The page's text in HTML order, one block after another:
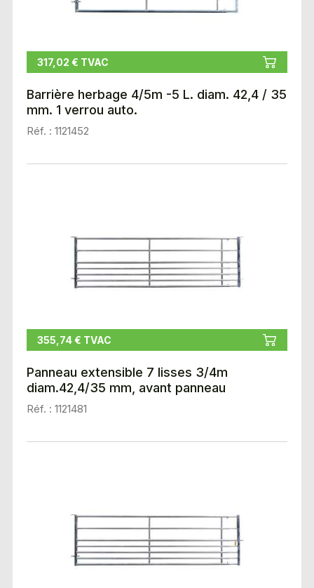
317,02 € TVAC
Barrière herbage 4/5m -5 L. diam. 42,4 / 35
mm. 1 verrou auto.
Réf. : 1121452
355,74 € TVAC
Panneau extensible 7 lisses 3/4m
diam.42,4/35 mm, avant panneau
Réf. : 1121481